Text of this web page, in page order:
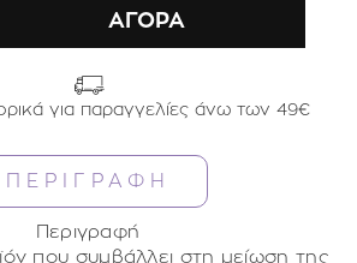
ΑΓΟΡΑ
για παραγγελίες άνω των 49€
ΠΕΡΙΓΡΑΦΗ
Περιγραφή
που συμβάλλει στη μείωση της